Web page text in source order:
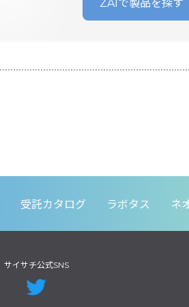
ZAIで製品を探す
受託カタログ ラボタス ネ
サイサチ公式SNS